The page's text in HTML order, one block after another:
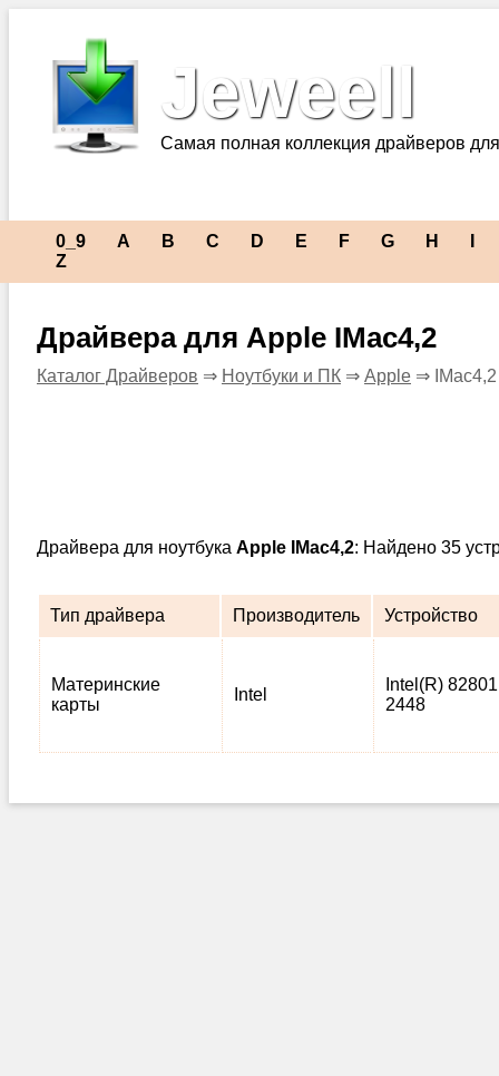
Jeweell
Самая полная коллекция драйверов
0_9 A B C D E F G H
Z
Драйвера для Apple IMac4,2
Каталог Драйверов ⇒ Ноутбуки и ПК ⇒ Apple ⇒ IMac4,2
Драйвера для ноутбука Apple IMac4,2: Найдено 35
Тип драйвера Производитель Устройство
Материнские
карты
Intel
Intel(R)
2448